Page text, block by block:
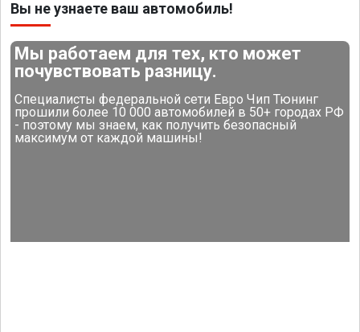
Вы не узнаете ваш автомобиль!
Мы работаем для тех, кто может
почувствовать разницу.
Специалисты федеральной сети Евро Чип Тюнинг
прошили более 10 000 автомобилей в 50+ городах РФ
- поэтому мы знаем, как получить безопасный
максимум от каждой машины!